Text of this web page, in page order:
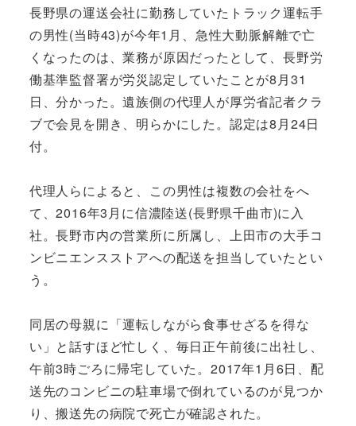
長野県の運送会社に勤務していたトラック運転手
の男性(当時43)が今年1月、急性大動脈解離で亡
くなったのは、業務が原因だったとして、長野労
働基準監督署が労災認定していたことが8月31
日、分かった。遺族側の代理人が厚労省記者クラ
ブで会見を開き、明らかにした。認定は8月24日
付。
代理人らによると、この男性は複数の会社をへ
て、2016年3月に信濃陸送(長野県千曲市)に入
社。長野市内の営業所に所属し、上田市の大手コ
ンビニエンスストアへの配送を担当していたとい
う。
同居の母親に「運転しながら食事せざるを得な
い」と話すほど忙しく、毎日正午前後に出社し、
午前3時ごろに帰宅していた。2017年1月6日、配
送先のコンビニの駐車場で倒れているのが見つか
り、搬送先の病院で死亡が確認された。